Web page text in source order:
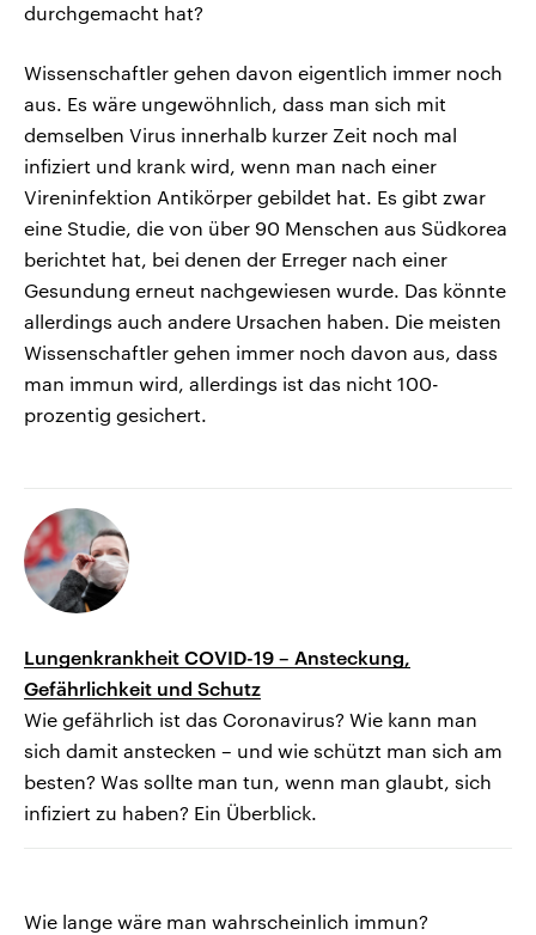
durchgemacht hat?
Wissenschaftler gehen davon eigentlich immer noch
aus. Es wäre ungewöhnlich, dass man sich mit
demselben Virus innerhalb kurzer Zeit noch mal
infiziert und krank wird, wenn man nach einer
Vireninfektion Antikörper gebildet hat. Es gibt zwar
eine Studie, die von über 90 Menschen aus Südkorea
berichtet hat, bei denen der Erreger nach einer
Gesundung erneut nachgewiesen wurde. Das könnte
allerdings auch andere Ursachen haben. Die meisten
Wissenschaftler gehen immer noch davon aus, dass
man immun wird, allerdings ist das nicht 100-
prozentig gesichert.
Lungenkrankheit COVID-19 – Ansteckung,
Gefährlichkeit und Schutz
Wie gefährlich ist das Coronavirus? Wie kann man
sich damit anstecken – und wie schützt man sich am
besten? Was sollte man tun, wenn man glaubt, sich
infiziert zu haben? Ein Überblick.
Wie lange wäre man wahrscheinlich immun?